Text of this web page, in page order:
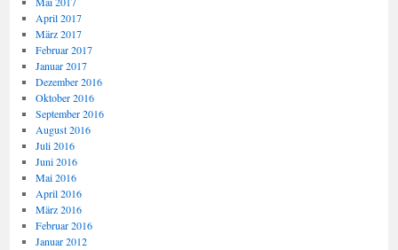
April 2017
März 2017
Februar 2017
Januar 2017
Dezember 2016
Oktober 2016
September 2016
August 2016
Juli 2016
Juni 2016
Mai 2016
April 2016
März 2016
Februar 2016
Januar 2012